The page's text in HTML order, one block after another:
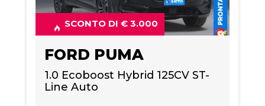
SCONTO DI € 3.000
FORD PUMA
1.0 Ecoboost Hybrid 125CV ST-
Line Auto